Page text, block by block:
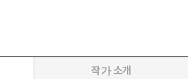
체계적으로 자동화할 수 있다.
자인 저자 머신러너(이기복)는 “투자자
작가 소개